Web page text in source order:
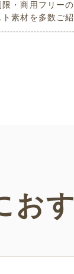
・商用フリー
素材を多数ご紹
適した解像度
使える素材ばか
ただけます！ぜ
お